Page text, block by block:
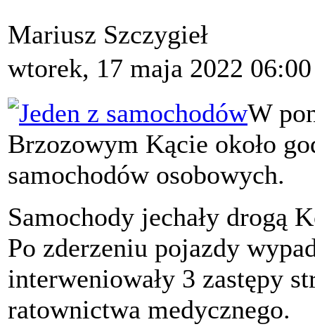
Mariusz Szczygieł
wtorek, 17 maja 2022 06:00
W
Brzozowym Kącie około
samochodów osobowych.
Samochody jechały drogą
Po zderzeniu pojazdy
interweniowały 3 zastępy
ratownictwa medycznego.